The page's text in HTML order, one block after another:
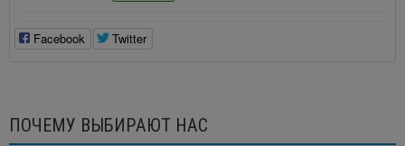
Facebook Twitter
ПОЧЕМУ ВЫБИРАЮТ НАС